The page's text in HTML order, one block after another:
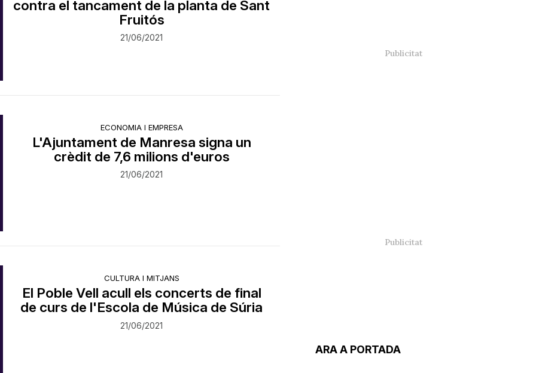
contra el tancament de la planta de Sant
Fruitós
21/06/2021
ECONOMIA I EMPRESA
L'Ajuntament de Manresa signa un
crèdit de 7,6 milions d'euros
21/06/2021
CULTURA I MITJANS
El Poble Vell acull els concerts de final
de curs de l'Escola de Música de Súria
21/06/2021
ARA A PORTADA